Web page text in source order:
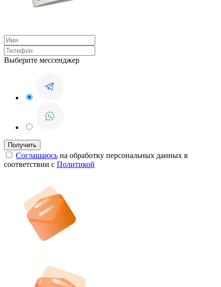
Выберите мессенджер
Соглашаюсь на обработку персональных данных в
соответствии с Политикой